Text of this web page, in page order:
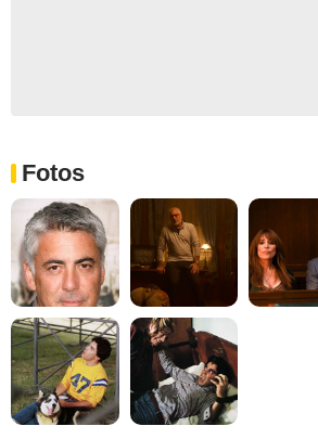
Fotos